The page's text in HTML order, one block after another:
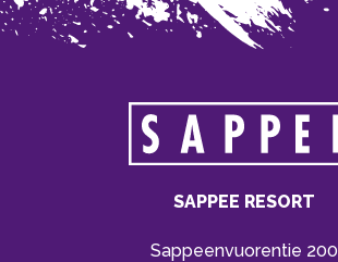
SAPPEE RESORT
Sappeenvuorentie 200